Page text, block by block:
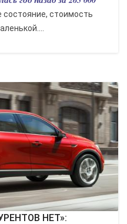
состояние, стоимость